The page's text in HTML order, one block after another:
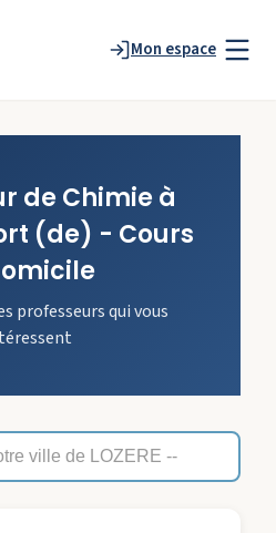
Mon espace
de Chimie à
(de) - Cours
professeurs qui vous